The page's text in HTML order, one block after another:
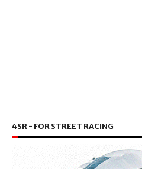
4SR - FOR STREET RACING